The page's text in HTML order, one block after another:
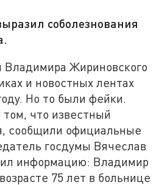
соболезнования
Владимира Жириновского
и новостных лентах
Но то были фейки.
что известный
сообщили официальные
госдумы Вячеслав
информацию: Владимир
75 лет в больнице